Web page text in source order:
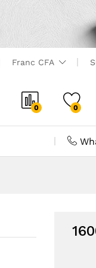
Franc CFA
0 0